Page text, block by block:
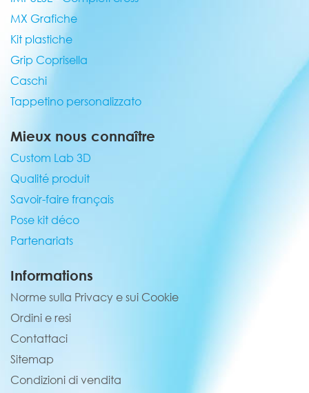
MX Grafiche
Kit plastiche
Grip Coprisella
Caschi
Tappetino personalizzato
Mieux nous connaître
Custom Lab 3D
Qualité produit
Savoir-faire français
Pose kit déco
Partenariats
Informations
Norme sulla Privacy e sui Cookie
Ordini e resi
Contattaci
Sitemap
Condizioni di vendita